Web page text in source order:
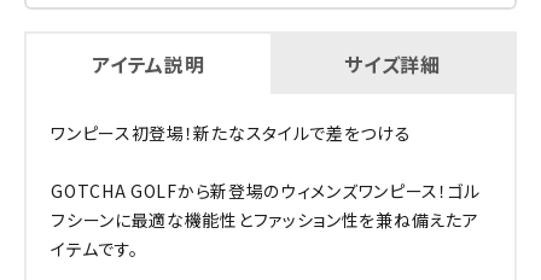
アイテム説明 サイズ詳細
ワンピース初登場！新たなスタイルで差をつける
GOTCHA GOLFから新登場のウィメンズワンピース！ゴル
フシーンに最適な機能性とファッション性を兼ね備えたア
イテムです。